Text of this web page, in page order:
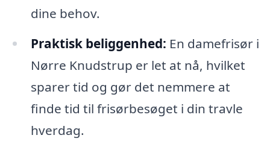
dine behov.
Praktisk beliggenhed: En damefrisør i
Nørre Knudstrup er let at nå, hvilket
sparer tid og gør det nemmere at
finde tid til frisørbesøget i din travle
hverdag.